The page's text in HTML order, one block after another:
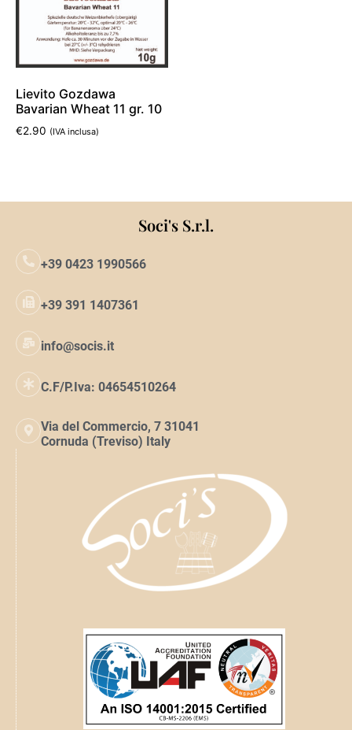
Lievito Gozdawa
Bavarian Wheat 11 gr. 10
€2.90 (IVA inclusa)
Soci's S.r.l.
+39 0423 1990566
+39 391 1407361
info@socis.it
C.F/P.Iva: 04654510264
Via del Commercio, 7 31041
Cornuda (Treviso) Italy